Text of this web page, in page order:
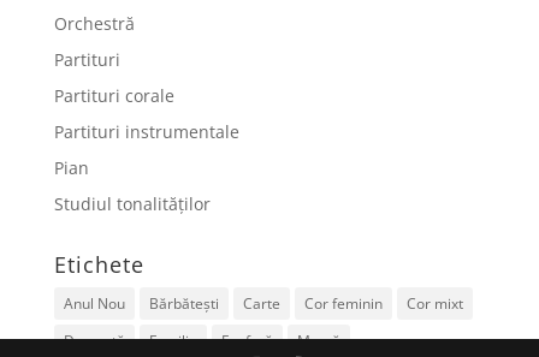
Orchestră
Partituri
Partituri corale
Partituri instrumentale
Pian
Studiul tonalităților
Etichete
Anul Nou Bărbătești Carte Cor feminin
Cor mixt
De nuntă
Familie Fanfară Mamă